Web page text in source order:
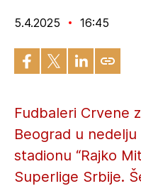
5.4.2025 16:45
Fudbaleri Crvene
Beograd u
stadionu “Rajko
Superlige Srbije.